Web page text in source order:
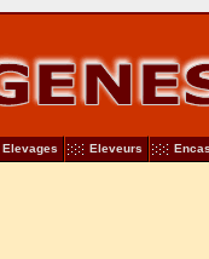
Elevages Eleveurs